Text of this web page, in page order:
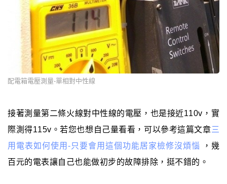
配電箱電壓測量-單相對中性線
接著測量第二條火線對中性線的電壓，也是接近110v，實
際測得115v。若您也想自己量看看，可以參考這篇文章三
用電表如何使用-只要會用這個功能居家檢修沒煩惱 ，幾
百元的電表讓自己也能做初步的故障排除，挺不錯的。